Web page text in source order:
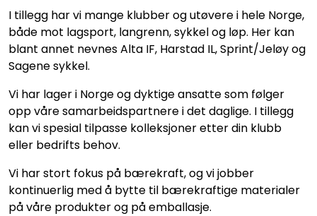
I tillegg har vi mange klubber og utøvere i hele Norge,
både mot lagsport, langrenn, sykkel og løp. Her kan
blant annet nevnes Alta IF, Harstad IL, Sprint/Jeløy og
Sagene sykkel.
​Vi har lager i Norge og dyktige ansatte som følger
opp våre samarbeidspartnere i det daglige.​ I tillegg
kan vi spesial tilpasse kolleksjoner etter din klubb
eller bedrifts behov.
Vi har stort fokus på bærekraft, og vi jobber
kontinuerlig med å bytte til bærekraftige materialer
på våre produkter og på emballasje.